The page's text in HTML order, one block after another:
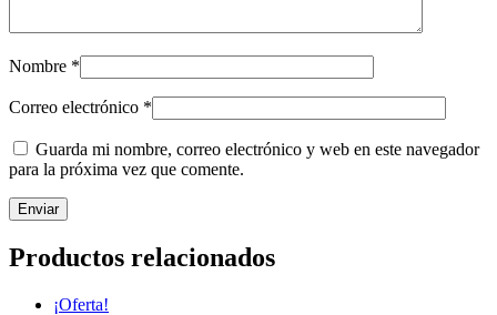
Nombre *
Correo electrónico *
Guarda mi nombre, correo electrónico y web en este navegador
para la próxima vez que comente.
Productos relacionados
¡Oferta!